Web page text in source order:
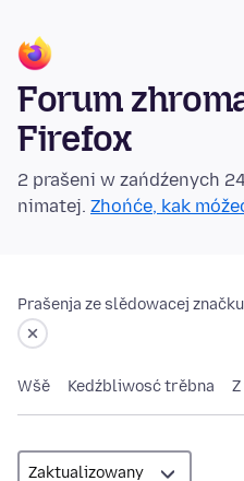
Forum
Firefox
2 prašeni w zańdźenych
nimatej. Zhońće, kak
Prašenja ze slědowacej
Wšě Kedźbliwosć trěbna